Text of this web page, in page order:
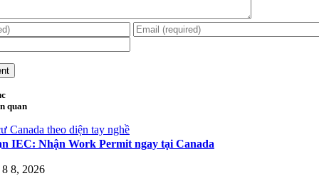
quan
Canada theo diện tay nghề
IEC: Nhận Work Permit ngay tại Canada
8, 2026